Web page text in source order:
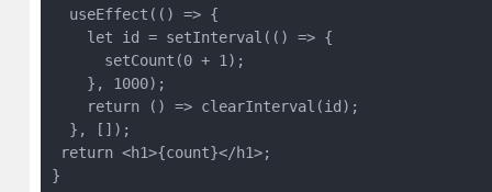
  useEffect(() => {
    let id = setInterval(() => {
      setCount(0 + 1);
    }, 1000);
    return () => clearInterval(id);
  }, []);
return <h1>{count}</h1>;
}